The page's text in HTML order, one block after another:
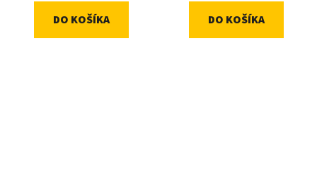
DO KOŠÍKA DO KOŠÍKA